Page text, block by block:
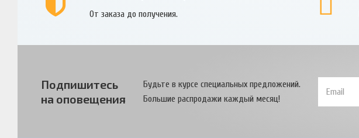
От заказа до получения.
Подпишитесь
на оповещения
Будьте в курсе специальных предложений.
Большие распродажи каждый месяц!